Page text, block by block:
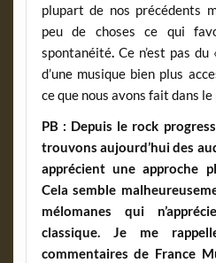
plupart de nos précédents
peu de choses ce qui
spontanéité.Ce n’est pas du
d’une musique bien plus
ce que nous avons fait dans le
PB : Depuis le rock
trouvons aujourd’hui des
apprécient une approche
Cela semble
mélomanes qui
classique. Je me
commentaires de France